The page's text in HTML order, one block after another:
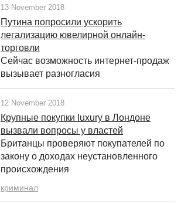
13 November 2018
Путина попросили ускорить
легализацию ювелирной онлайн-
торговли
Сейчас возможность интернет-продаж
вызывает разногласия
12 November 2018
Крупные покупки luxury в Лондоне
вызвали вопросы у властей
Британцы проверяют покупателей по
закону о доходах неустановленного
происхождения
криминал